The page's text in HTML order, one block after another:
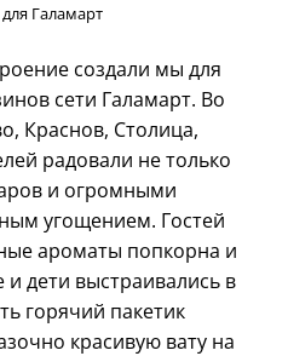
Галамарт
создали мы для
сети Галамарт. Во
Краснов, Столица,
радовали не только
и огромными
угощением. Гостей
ароматы попкорна и
дети выстраивались в
горячий пакетик
красивую вату на